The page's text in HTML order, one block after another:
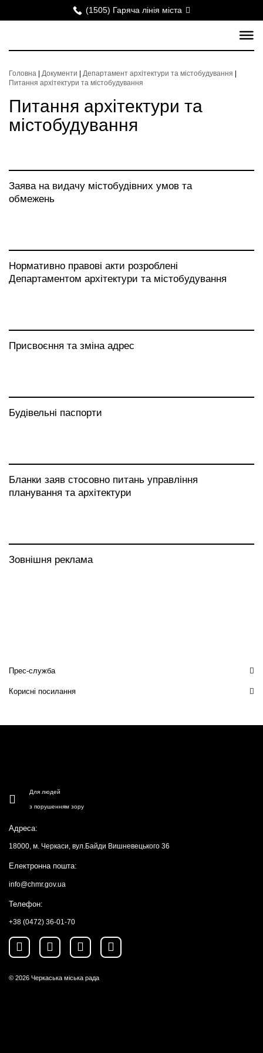
(1505) Гаряча лінія міста
Головна Документи Департамент архітектури та містобудування
Питання архітектури та містобудування
Питання архітектури та
містобудування
Заява на видачу містобудівних умов та
обмежень
Нормативно правові акти розроблені
Департаментом архітектури та містобудування
Присвоєння та зміна адрес
Будівельні паспорти
Бланки заяв стосовно питань управління
планування та архітектури
Зовнішня реклама
Прес-служба
Корисні посилання
Для людей
з порушенням зору
Адреса:
18000, м. Черкаси, вул.Байди Вишневецького 36
Електронна пошта:
info@chmr.gov.ua
Телефон:
+38 (0472) 36-01-70
© 2026 Черкаська міська рада